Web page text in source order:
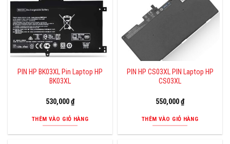
PIN HP BK03XL Pin Laptop HP
BK03XL
530,000₫
THÊM VÀO GIỎ HÀNG
PIN HP CS03XL PIN Laptop HP
CS03XL
550,000₫
THÊM VÀO GIỎ HÀNG